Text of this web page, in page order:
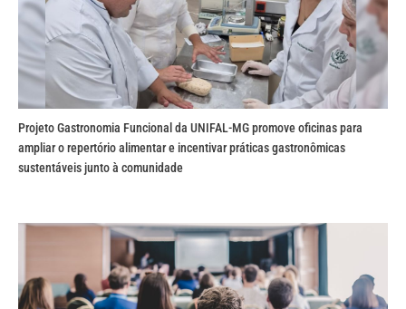
Projeto Gastronomia Funcional da UNIFAL-MG promove oficinas para
ampliar o repertório alimentar e incentivar práticas gastronômicas
sustentáveis junto à comunidade